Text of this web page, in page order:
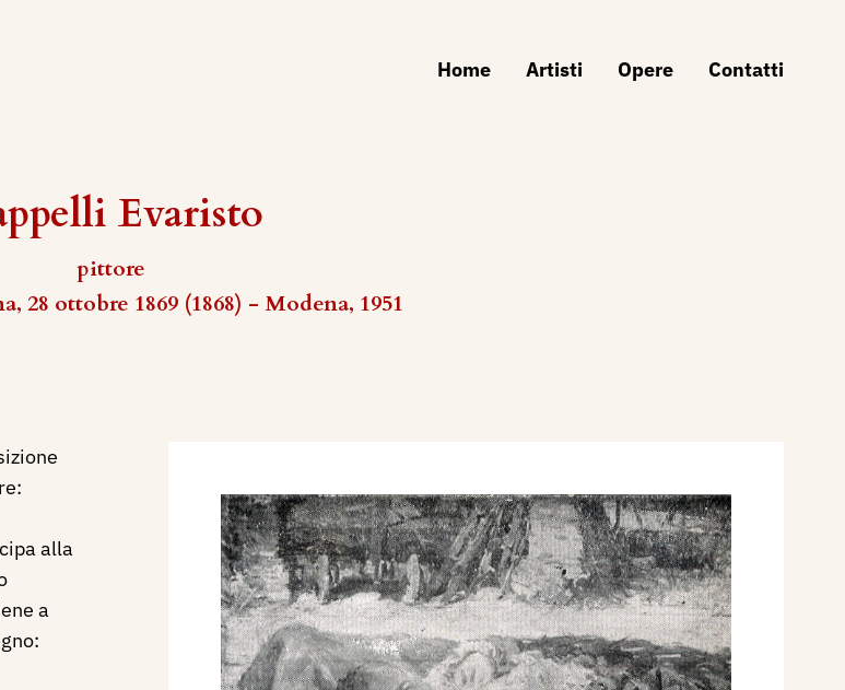
Home Artisti Opere Contatti
Evaristo
pittore
28 ottobre 1869 (1868) - Modena, 1951
alla
a